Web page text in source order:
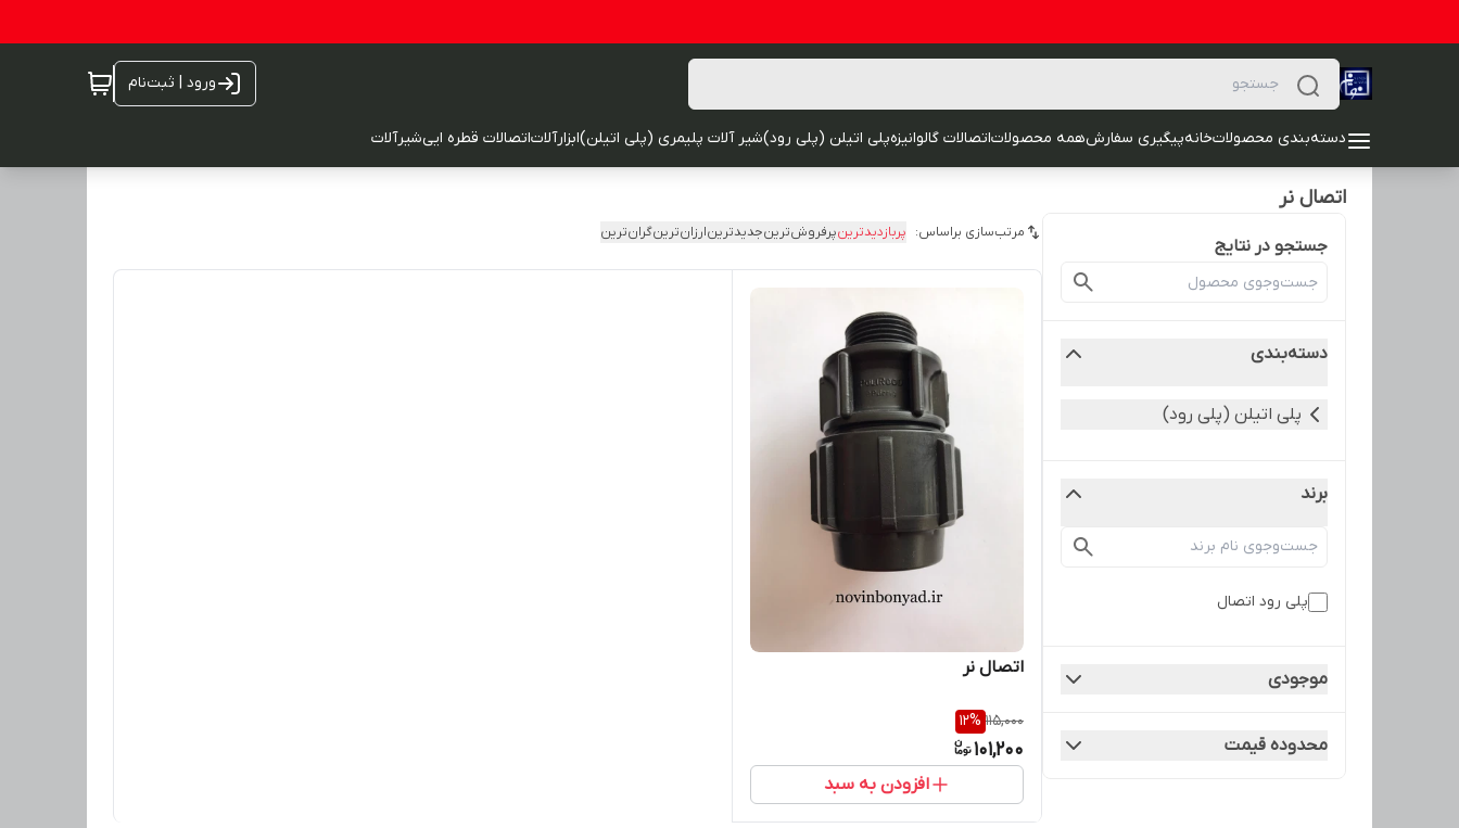
ورود | ثبت‌نام
دسته‌بندی محصولاتخانهپیگیری سفارشهمه محصولاتاتصالات گالوانیزهپلی اتیلن (پلی رود)شیر آلات پلیمری (پلی اتیلن)ابزارآلاتاتصالات قطره اییشیرآلات
اتصال نر
جستجو در نتایج
دسته‌بندی
پلی اتیلن (پلی رود)
برند
پلی رود اتصال
موجودی
محدوده قیمت
مرتب‌سازی براساس: پربازدیدترینپرفروش‌ترینجدیدترینارزان‌ترینگران‌ترین
اتصال نر
115,000
12%
101,200
افزودن به سبد